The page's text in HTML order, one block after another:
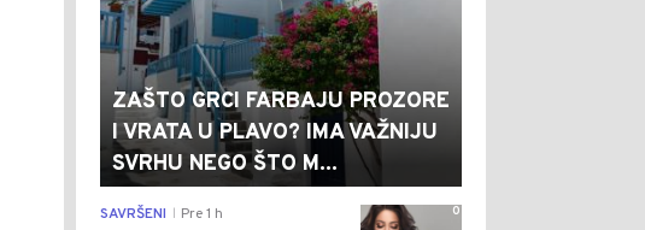
ZAŠTO GRCI FARBAJU PROZORE
I VRATA U PLAVO? IMA VAŽNIJU
SVRHU NEGO ŠTO M...
0
SAVRŠENI Pre 1 h